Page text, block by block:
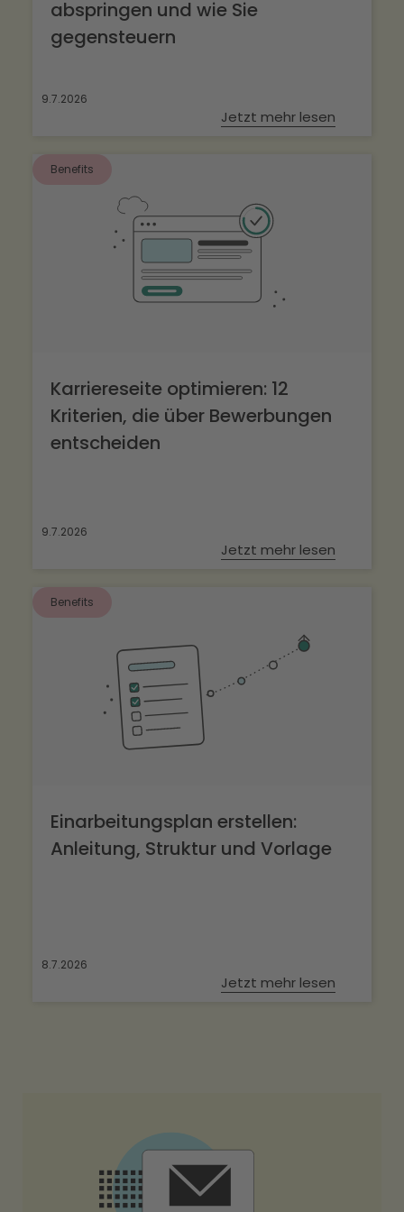
abspringen und wie Sie
gegensteuern
9.7.2026
Jetzt mehr lesen
Benefits
Karriereseite optimieren: 12
Kriterien, die über Bewerbungen
entscheiden
9.7.2026
Jetzt mehr lesen
Benefits
Einarbeitungsplan erstellen:
Anleitung, Struktur und Vorlage
8.7.2026
Jetzt mehr lesen